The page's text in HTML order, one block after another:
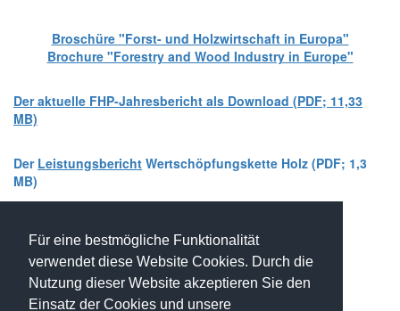
Für eine bestmögliche Funktionalität
verwendet diese Website Cookies. Durch die
Nutzung dieser Website akzeptieren Sie den
Einsatz der Cookies und unsere
Broschüre "Forst- und Holzwirtschaft in Europa"
Brochure "Forestry and Wood Industry in Europe"
Der aktuelle FHP-Jahresbericht als Download (PDF; 11,33
MB)
Der Leistungsbericht Wertschöpfungskette Holz (PDF; 1,3
MB)
https://openpetition.eu/!qtmdr
FHP - Kooperationsplattform Forst Holz Papier
Marxergasse 2/ 4. Stock - 1030 Wien
T: +43 1 402 01 12 900